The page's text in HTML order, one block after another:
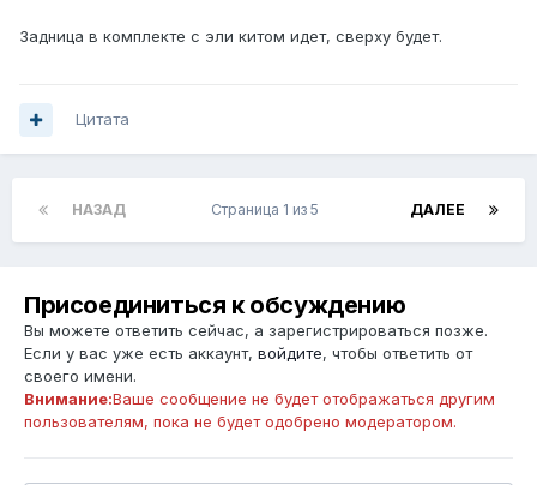
Задница в комплекте с эли китом идет, сверху будет.
Цитата
НАЗАД ДАЛЕЕ
Страница 1 из 5
Присоединиться к обсуждению
Вы можете ответить сейчас, а зарегистрироваться позже.
Если у вас уже есть аккаунт, войдите, чтобы ответить от
своего имени.
Внимание:Ваше сообщение не будет отображаться другим
пользователям, пока не будет одобрено модератором.